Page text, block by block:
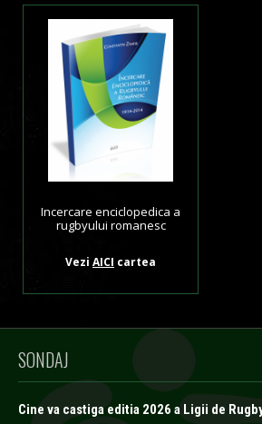
Incercare enciclopedica a
rugbyului romanesc
Vezi AICI cartea
SONDAJ
Cine va castiga editia 2026 a Ligii de